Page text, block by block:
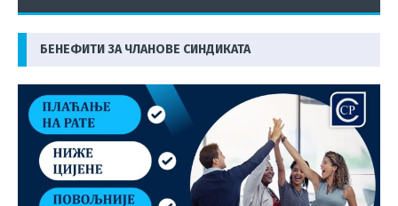
БЕНЕФИТИ ЗА ЧЛАНОВЕ СИНДИКАТА